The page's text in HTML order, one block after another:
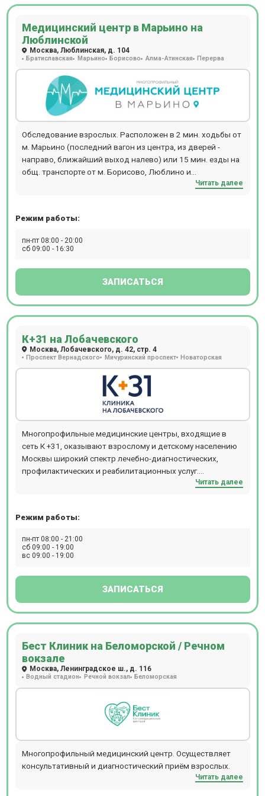
Медицинский центр в Марьино на
Люблинской
Москва, Люблинская, д. 104
Братиславская Марьино Борисово Алма-Атинская Перерва
Обследование взрослых. Расположен в 2 мин. ходьбы от
м. Марьино (последний вагон из центра, из дверей -
направо, ближайший выход налево) или 15 мин. езды на
общ. транспорте от м. Борисово, Люблино и
Шипиловская. Прием происходит по предварительной
Читать далее
Режим работы:
пн-пт 08:00 - 20:00
сб 09:00 - 16:30
ЗАПИСАТЬСЯ
К+31 на Лобачевского
Москва, Лобачевского, д. 42, стр. 4
Проспект Вернадского Мичуринский проспект Новаторская
Многопрофильные медицинские центры, входящие в
сеть К +31, оказывают взрослому и детскому населению
Москвы широкий спектр лечебно-диагностических,
профилактических и реабилитационных услуг.
Обратившись в медцентр К +31, можно получить
уролога, гастроэнтеролога, ортопеда, невролога,
специалистов.
Читать далее
Режим работы:
пн-пт 08:00 - 21:00
сб 09:00 - 19:00
вс 09:00 - 19:00
ЗАПИСАТЬСЯ
Бест Клиник на Беломорской / Речном
вокзале
Москва, Ленинградское ш., д. 116
Водный стадион Речной вокзал Беломорская
Многопрофильный медицинский центр. Осуществляет
консультативный и диагностический приём взрослых.
Читать далее